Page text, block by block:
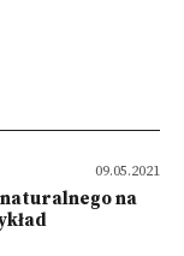
09.05.2021
na